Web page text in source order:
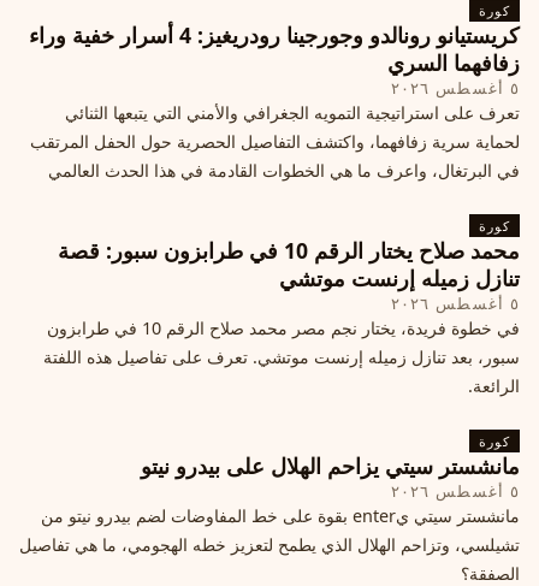
كورة
كريستيانو رونالدو وجورجينا رودريغيز: 4 أسرار خفية وراء
زفافهما السري
٥ أغسطس ٢٠٢٦
تعرف على استراتيجية التمويه الجغرافي والأمني التي يتبعها الثنائي
لحماية سرية زفافهما، واكتشف التفاصيل الحصرية حول الحفل المرتقب
في البرتغال، واعرف ما هي الخطوات القادمة في هذا الحدث العالمي
كورة
محمد صلاح يختار الرقم 10 في طرابزون سبور: قصة
تنازل زميله إرنست موتشي
٥ أغسطس ٢٠٢٦
في خطوة فريدة، يختار نجم مصر محمد صلاح الرقم 10 في طرابزون
سبور، بعد تنازل زميله إرنست موتشي. تعرف على تفاصيل هذه اللفتة
الرائعة.
كورة
مانشستر سيتي يزاحم الهلال على بيدرو نيتو
٥ أغسطس ٢٠٢٦
مانشستر سيتي يenter بقوة على خط المفاوضات لضم بيدرو نيتو من
تشيلسي، وتزاحم الهلال الذي يطمح لتعزيز خطه الهجومي، ما هي تفاصيل
الصفقة؟